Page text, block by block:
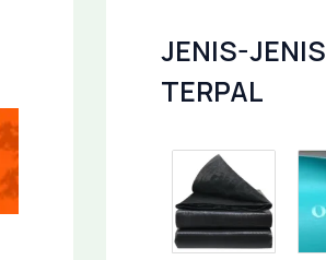
JENIS-JENIS
TERPAL